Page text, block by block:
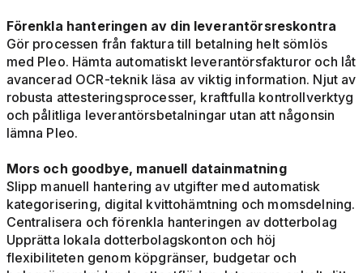
Förenkla hanteringen av din leverantörsreskontra
Gör processen från faktura till betalning helt sömlös
med Pleo. Hämta automatiskt leverantörsfakturor och låt
avancerad OCR-teknik läsa av viktig information. Njut av
robusta attesteringsprocesser, kraftfulla kontrollverktyg
och pålitliga leverantörsbetalningar utan att någonsin
lämna Pleo.
Mors och goodbye, manuell datainmatning
Slipp manuell hantering av utgifter med automatisk
kategorisering, digital kvittohämtning och momsdelning.
Centralisera och förenkla hanteringen av dotterbolag
Upprätta lokala dotterbolagskonton och höj
flexibiliteten genom köpgränser, budgetar och